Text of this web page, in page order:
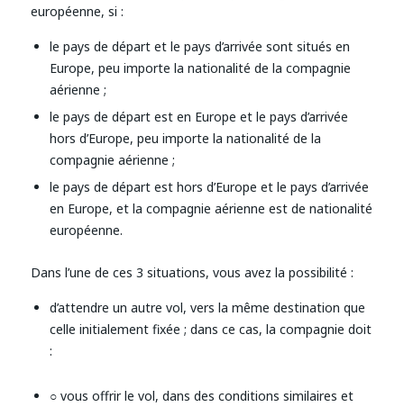
européenne, si :
le pays de départ et le pays d’arrivée sont situés en
Europe, peu importe la nationalité de la compagnie
aérienne ;
le pays de départ est en Europe et le pays d’arrivée
hors d’Europe, peu importe la nationalité de la
compagnie aérienne ;
le pays de départ est hors d’Europe et le pays d’arrivée
en Europe, et la compagnie aérienne est de nationalité
européenne.
Dans l’une de ces 3 situations, vous avez la possibilité :
d’attendre un autre vol, vers la même destination que
celle initialement fixée ; dans ce cas, la compagnie doit
:
○ vous offrir le vol, dans des conditions similaires et